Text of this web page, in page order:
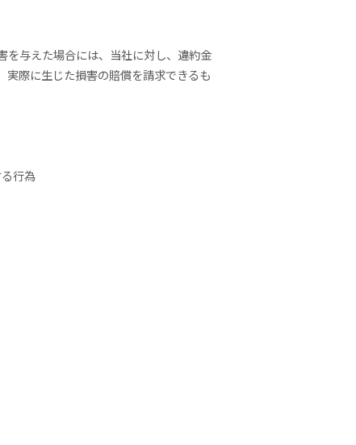
を与えた場合には、当社に対し、違約金
実際に生じた損害の賠償を請求できるも
行為